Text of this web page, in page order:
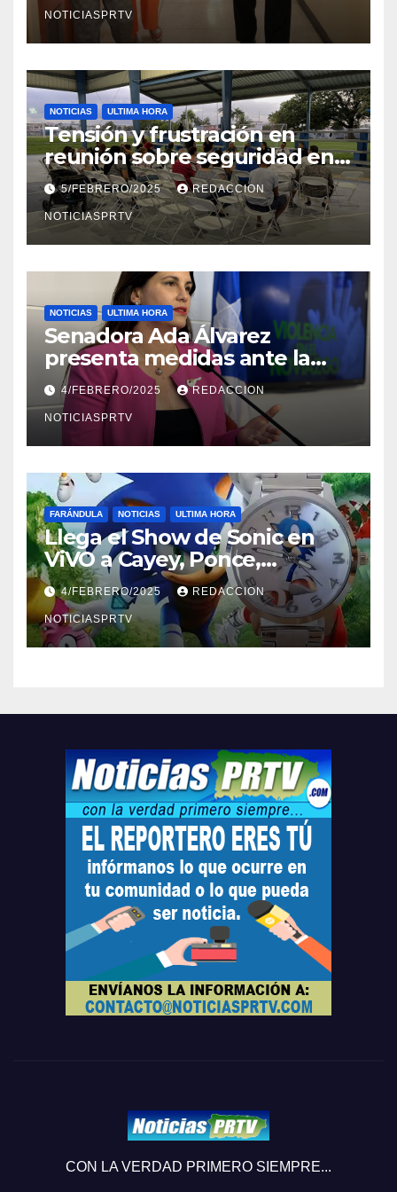
NOTICIASPRTV
NOTICIAS ULTIMA HORA
Tensión y frustración en
reunión sobre seguridad en
Reparto Metropolitano
5/FEBRERO/2025 REDACCION
NOTICIASPRTV
NOTICIAS ULTIMA HORA
Senadora Ada Álvarez
presenta medidas ante la
violencia en el noviazgo
4/FEBRERO/2025 REDACCION
NOTICIASPRTV
FARÁNDULA NOTICIAS ULTIMA HORA
Llega el Show de Sonic en
ViVO a Cayey, Ponce,
Barceloneta y Humacao,
Relojes gratis para el que
compre ahora….
4/FEBRERO/2025 REDACCION
NOTICIASPRTV
CON LA VERDAD PRIMERO SIEMPRE...